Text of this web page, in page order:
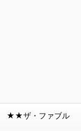
★★ザ・ファブル